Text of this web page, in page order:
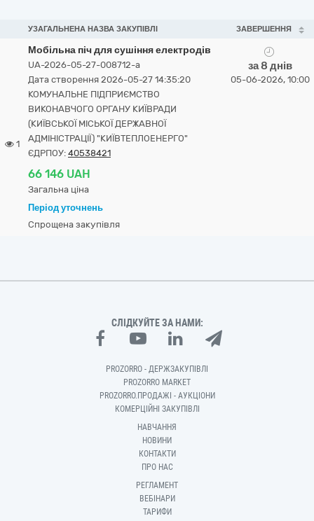
УЗАГАЛЬНЕНА НАЗВА ЗАКУПІВЛІ ЗАВЕРШЕННЯ
1
Мобільна піч для сушіння електродів
UA-2026-05-27-008712-a
Дата створення 2026-05-27 14:35:20
КОМУНАЛЬНЕ ПІДПРИЄМСТВО
ВИКОНАВЧОГО ОРГАНУ КИЇВРАДИ
(КИЇВСЬКОЇ МІСЬКОЇ ДЕРЖАВНОЇ
АДМІНІСТРАЦІЇ) "КИЇВТЕПЛОЕНЕРГО"
ЄДРПОУ: 40538421
66 146 UAH
Загальна ціна
Період уточнень
Спрощена закупівля
за 8 днів
05-06-2026, 10:00
СЛІДКУЙТЕ ЗА НАМИ:
PROZORRO - ДЕРЖЗАКУПІВЛІ
PROZORRO MARKET
PROZORRO.ПРОДАЖІ - АУКЦІОНИ
КОМЕРЦІЙНІ ЗАКУПІВЛІ
НАВЧАННЯ
НОВИНИ
КОНТАКТИ
ПРО НАС
РЕГЛАМЕНТ
ВЕБІНАРИ
ТАРИФИ